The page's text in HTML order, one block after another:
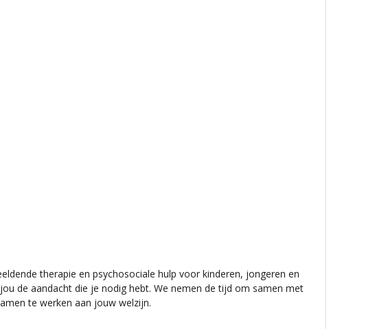
therapie en psychosociale hulp voor kinderen, jongeren en
de aandacht die je nodig hebt. We nemen de tijd om samen met
te werken aan jouw welzijn.